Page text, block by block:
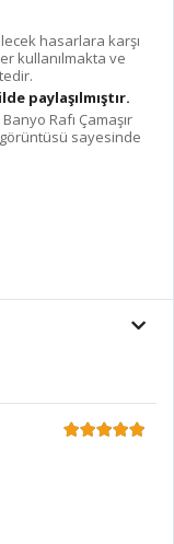
hasarlara karşı
kullanılmakta ve
paylaşılmıştır.
Rafı Çamaşır
görüntüsü sayesinde